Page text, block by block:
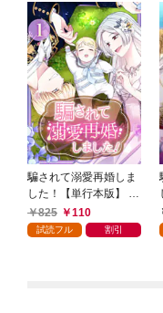
騙されて溺愛再婚しま
した！【単行本版】 1
巻825 110
試読フル 割引